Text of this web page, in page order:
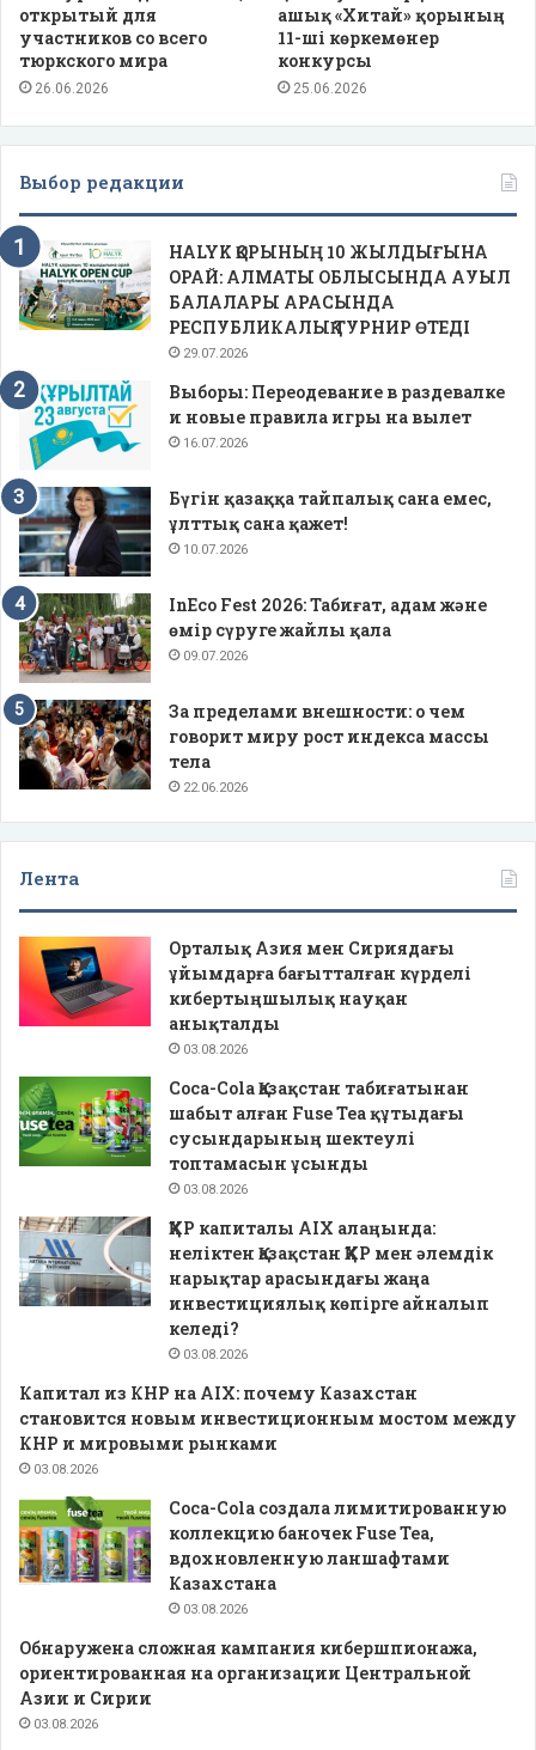
открытый для
участников со всего
тюркского мира
26.06.2026
ашық «Хитай» қорының
11-ші көркемөнер
конкурсы
25.06.2026
Выбор редакции
HALYK ҚОРЫНЫҢ 10 ЖЫЛДЫҒЫНА
ОРАЙ: АЛМАТЫ ОБЛЫСЫНДА АУЫЛ
БАЛАЛАРЫ АРАСЫНДА
РЕСПУБЛИКАЛЫҚ ТУРНИР ӨТЕДІ
29.07.2026
Выборы: Переодевание в раздевалке
и новые правила игры на вылет
16.07.2026
Бүгін қазаққа тайпалық сана емес,
ұлттық сана қажет!
10.07.2026
InEco Fest 2026: Табиғат, адам және
өмір сүруге жайлы қала
09.07.2026
За пределами внешности: о чем
говорит миру рост индекса массы
тела
22.06.2026
Лента
Орталық Азия мен Сириядағы
ұйымдарға бағытталған күрделі
кибертыңшылық науқан
анықталды
03.08.2026
Coca-Cola Қазақстан табиғатынан
шабыт алған Fuse Tea құтыдағы
сусындарының шектеулі
топтамасын ұсынды
03.08.2026
ҚХР капиталы AIX алаңында:
неліктен Қазақстан ҚХР мен әлемдік
нарықтар арасындағы жаңа
инвестициялық көпірге айналып
келеді?
03.08.2026
Капитал из КНР на AIX: почему Казахстан
становится новым инвестиционным мостом между
КНР и мировыми рынками
03.08.2026
Coca-Cola создала лимитированную
коллекцию баночек Fuse Tea,
вдохновленную ланшафтами
Казахстана
03.08.2026
Обнаружена сложная кампания кибершпионажа,
ориентированная на организации Центральной
Азии и Сирии
03.08.2026